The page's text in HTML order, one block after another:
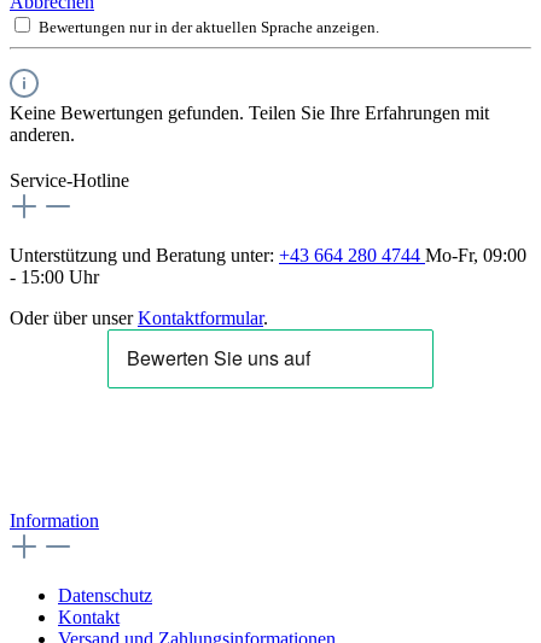
Bewertungen nur in der aktuellen Sprache anzeigen.
Keine Bewertungen gefunden. Teilen Sie Ihre Erfahrungen mit
anderen.
Service-Hotline
Unterstützung und Beratung unter: +43 664 280 4744 Mo-Fr, 09:00
- 15:00 Uhr
Oder über unserKontaktformular.
Information
Datenschutz
Kontakt